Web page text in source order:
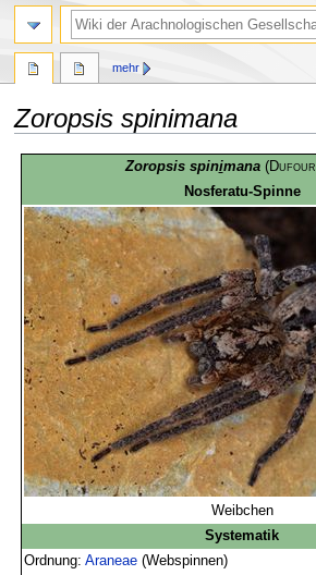
Zoropsis spinimana
springen
springen
Zoropsis spinimana (Dufour
Nosferatu-Spinne
Weibchen
Systematik
Ordnung:Araneae (Webspinnen)
mehr